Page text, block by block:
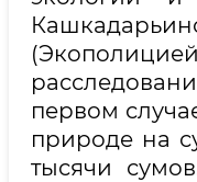
первом
природе на
тысячи